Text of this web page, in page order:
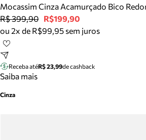
Tênis
Mule
Rasteira
Meus pedidos
Mocassim Cinza Acamurçado Bico
R$ 399,90 R$199,90
ou 2x de R$99,95 sem juros
Receba atéR$ 23,99de cashback
Saiba mais
Cinza